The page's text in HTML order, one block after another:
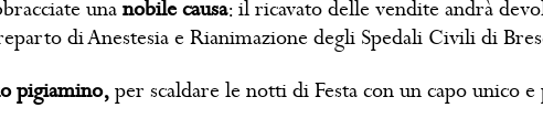
unanobile causa: il ricavato delle vendite andrà
di Anestesia e Rianimazione degli Spedali Civili di
pigiamino,per scaldare le notti di Festa con un capo unico